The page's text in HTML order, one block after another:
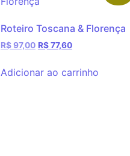
Roteiro Toscana & Florença
R$97,00 R$77,60
Adicionar ao carrinho